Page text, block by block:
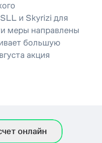
и Skyrizi для
меры направлены
большую
акция
онлайн